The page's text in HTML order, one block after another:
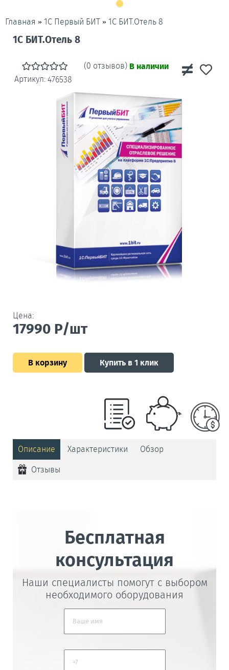
Главная » 1С Первый БИТ » 1С БИТ.Отель 8
1С БИТ.Отель 8
(0 отзывов) В наличии
Артикул: 476538
Цена:
17990 Р/шт
В корзину Купить в 1 клик
Описание Характеристики Обзор
Отзывы
Бесплатная
консультация
Наши специалисты помогут с выбором
необходимого оборудования